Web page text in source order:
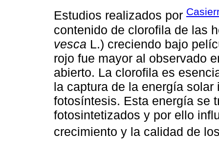
Estudios realizados por
contenido de clorofila de las
vesca L.) creciendo bajo
rojo fue mayor al observado
abierto. La clorofila es
la captura de la energía
fotosíntesis. Esta energía se
fotosintetizados y por ello
crecimiento y la calidad de